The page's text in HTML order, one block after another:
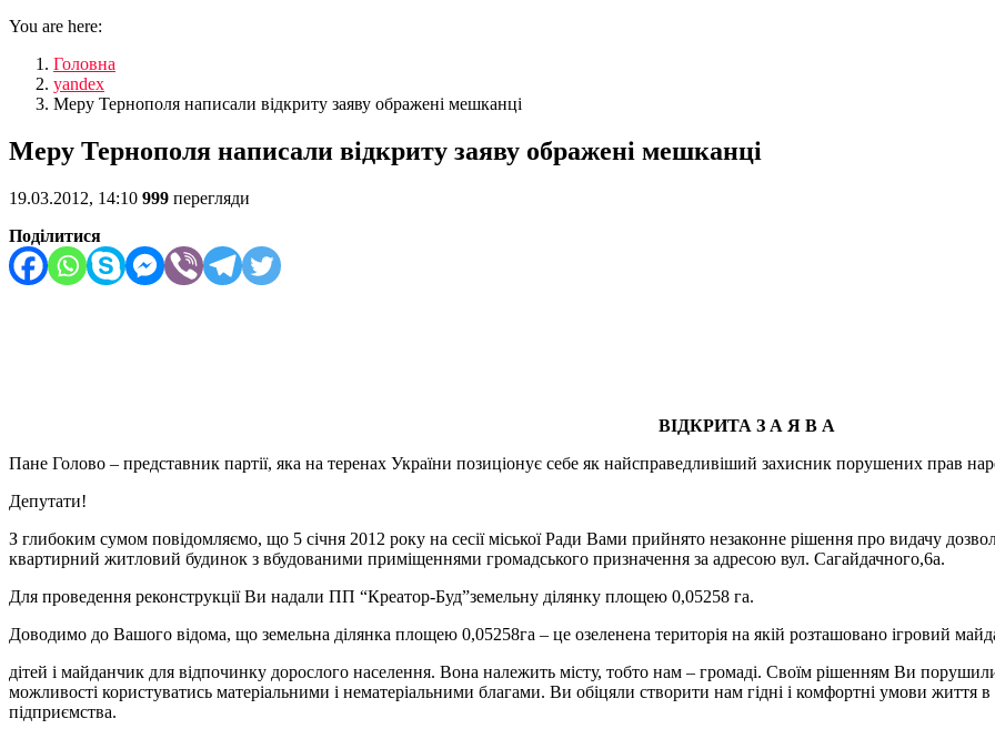
You are here:
Головна
yandex
Меру Тернополя написали відкриту заяву ображені мешканці
Меру Тернополя написали відкриту заяву ображені мешканці
19.03.2012, 14:10 999 перегляди
Поділитися
ВІДКРИТА З А Я В А
Пане Голово – представник партії, яка на теренах України позиціонує себе як найсправедливіший захисник порушених прав
Депутати!
З глибоким сумом повідомляємо, що 5 січня 2012 року на сесії міської Ради Вами прийнято незаконне рішення про видачу
квартирний житловий будинок з вбудованими приміщеннями громадського призначення за адресою вул. Сагайдачного,6а.
Для проведення реконструкції Ви надали ПП “Креатор-Буд”земельну ділянку площею 0,05258 га.
Доводимо до Вашого відома, що земельна ділянка площею 0,05258га – це озеленена територія на якій розташовано ігровий
дітей і майданчик для відпочинку дорослого населення. Вона належить місту, тобто нам – громаді. Своїм рішенням Ви
можливості користуватись матеріальними і нематеріальними благами. Ви обіцяли створити нам гідні і комфортні умови життя в
підприємства.